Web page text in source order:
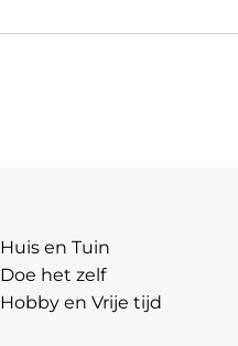
Huis en Tuin
Doe het zelf
Hobby en Vrije tijd